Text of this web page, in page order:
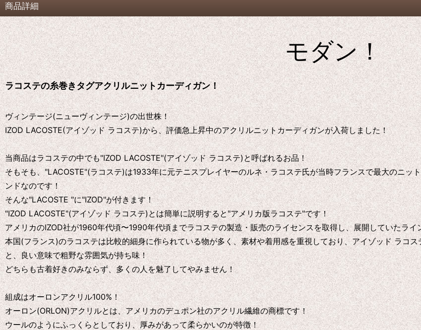
商品詳細
モダン！
ラコステの糸巻きタグアクリルニットカーディガン！
ヴィンテージ(ニューヴィンテージ)の出世株！
IZOD LACOSTE(アイゾッド ラコステ)から、評価急上昇中のアクリルニットカーディガンが入荷しました！
当商品はラコステの中でも"IZOD LACOSTE"(アイゾッド ラコステ)と呼ばれるお品！
そもそも、"LACOSTE"(ラコステ)は1933年に元テニスプレイヤーのルネ・ラコステ氏が当時フランスで最大のニッ
ンドなのです！
そんな"LACOSTE "に"IZOD"が付きます！
"IZOD LACOSTE"(アイゾッド ラコステ)とは簡単に説明すると"アメリカ版ラコステ"です！
アメリカのIZOD社が1960年代頃〜1990年代頃までラコステの製造・販売のライセンスを取得し、展開していたライ
本国(フランス)のラコステは比較的細身に作られている物が多く、素材や着用感を重視しており、アイゾッド ラコ
と、良い意味で粗野な雰囲気が持ち味！
どちらも古着好きのみならず、多くの人を魅了してやみません！
組成はオーロンアクリル100%！
オーロン(ORLON)アクリルとは、アメリカのデュポン社のアクリル繊維の商標です！
ウールのようにふっくらとしており、厚みがあって柔らかいのが特徴！